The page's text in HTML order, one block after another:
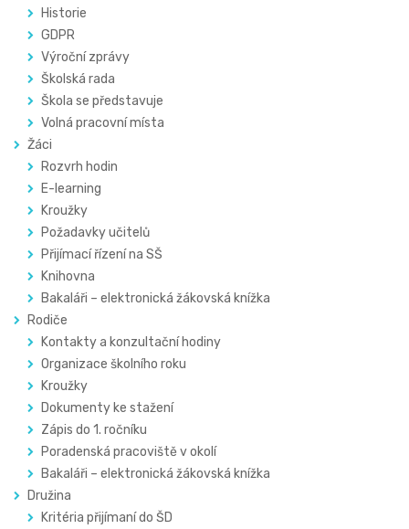
Historie
GDPR
Výroční zprávy
Školská rada
Škola se představuje
Volná pracovní místa
Žáci
Rozvrh hodin
E-learning
Kroužky
Požadavky učitelů
Přijímací řízení na SŠ
Knihovna
Bakaláři – elektronická žákovská knížka
Rodiče
Kontakty a konzultační hodiny
Organizace školního roku
Kroužky
Dokumenty ke stažení
Zápis do 1. ročníku
Poradenská pracoviště v okolí
Bakaláři – elektronická žákovská knížka
Družina
Kritéria přijímaní do ŠD